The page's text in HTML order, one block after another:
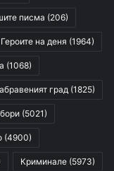
писма (206)
Героите на деня (1964)
(1068)
град (1825)
(5021)
(4900)
Криминале (5973)